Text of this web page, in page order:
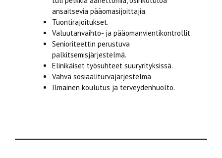
ansaitsevia pääomasijoittajia.
Tuontirajoitukset.
Valuutanvaihto- ja pääomanvientikontrollit
Senioriteettin perustuva
palkitsemisjärjestelmä.
Elinikäiset työsuhteet suuryrityksissä.
Vahva sosiaaliturvajärjestelmä
Ilmainen koulutus ja terveydenhuolto.